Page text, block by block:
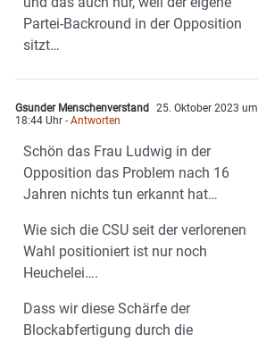
Partei-Backround in der Opposition
sitzt…
Gsunder Menschenverstand
25. Oktober 2023 um
18:44 Uhr - Antworten
Schön das Frau Ludwig in der
Opposition das Problem nach 16
Jahren nichts tun erkannt hat…
Wie sich die CSU seit der verlorenen
Wahl positioniert ist nur noch
Heuchelei….
Dass wir diese Schärfe der
Blockabfertigung durch die